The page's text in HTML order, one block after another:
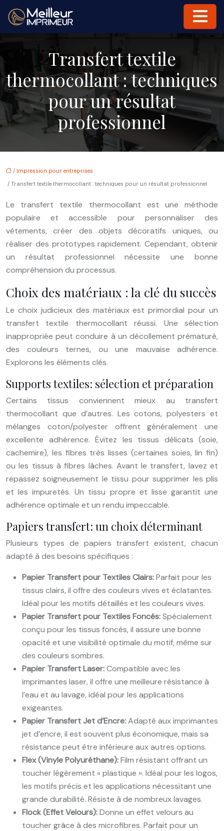
Transfert textile
thermocollant : techniques
pour un résultat
professionnel
/ Impression pour entreprises
/ Transfert textile thermocollant : techniques pour un résultat professionnel
Le transfert textile thermocollant est une méthode
populaire et accessible pour personnaliser des
vêtements, créer des objets décoratifs uniques, ou
réaliser des prototypes rapidement. Cependant, obtenir
un résultat professionnel nécessite une bonne
compréhension du processus.
Choix des matériaux : la clé du succès
Le choix judicieux des matériaux est primordial pour un
transfert textile thermocollant réussi. Une sélection
inappropriée peut conduire à un décollement prématuré,
des couleurs ternes, ou une mauvaise adhérence.
Explorons les éléments clés.
Supports textiles: sélection et préparation
Certains tissus conviennent mieux au transfert
thermocollant que d’autres. Les cotons, polyesters et
mélanges coton/polyester offrent généralement une
excellente adhérence. Évitez les tissus délicats (soie,
cachemire), les fibres très lisses (certaines soies, lin fin)
ou les tissus à fibres lâches. Avant le transfert, lavez et
repassez soigneusement le tissu pour supprimer les plis
et les impuretés. Un tissu propre et lisse garantit une
adhérence optimale et un rendu impeccable.
Papiers transfert: un choix déterminant
Plusieurs types de papiers transfert existent, chacun
adapté à des besoins spécifiques :
Papier Transfert pour Textiles Clairs:Parfait pour les
tissus clairs, il offre des couleurs vives et éclatantes.
Idéal pour les motifs détaillés et les couleurs vives.
Papier Transfert pour Textiles Foncés:Spécialement
conçu pour les tissus foncés, il assure une bonne
opacité et une visibilité optimale du motif, même sur
des couleurs sombres.
Papier Transfert Laser:Compatible avec les
imprimantes laser, il offre une meilleure résistance à
l’eau et au lavage, idéal pour les applications
exigeantes.
Papier Transfert Jet d’Encre:Adapté aux imprimantes
jet d’encre, il est souvent plus économique, mais sa
résistance peut être inférieure aux autres options.
Flex (Vinyle Polyuréthane):Film résistant offrant un
toucher légèrement « plastique ». Idéal pour les logos,
les motifs précis et les applications nécessitant une
grande durabilité. Résiste à de nombreux lavages.
Flock (Effet Velours):Donne un effet velours au
toucher grâce à des microfibres. Parfait pour un